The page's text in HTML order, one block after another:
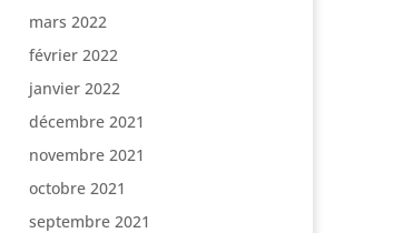
mars 2022
février 2022
janvier 2022
décembre 2021
novembre 2021
octobre 2021
septembre 2021